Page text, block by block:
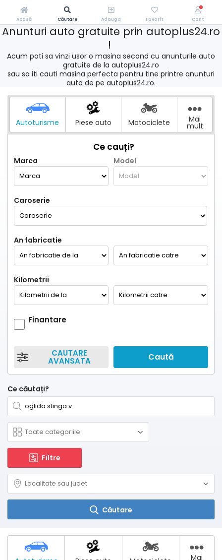
Anunturi auto gratuite prin autoplus24.ro
!
Acum poti sa vinzi usor o masina second cu anunturile auto
gratuite de la autoplus24.ro
sau sa iti cauti masina perfecta pentru tine printre anunturi
auto de pe autoplus24.ro.
Autoturisme Piese auto Motociclete Mai
mult
Ce cauți?
Marca Model
Caroserie
An fabricatie
Kilometrii
Finantare
CAUTARE
AVANSATA Caută
Ce căutați?
Filtre
Căutare
Mai
Acasă Căutare Adauga Favorit Cont